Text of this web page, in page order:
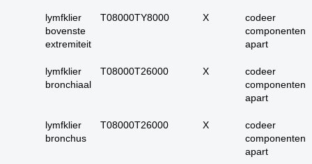
13. alle tumoren
14. alle primaire
15. huid totaal
huidadnex-tumoren
lymfklier
bovenste
extremiteit
T08000TY8000 X
codeer
componenten
apart
lymfklier
bronchiaal
T08000T26000 X
codeer
componenten
apart
lymfklier
bronchus
T08000T26000 X
codeer
componenten
apart